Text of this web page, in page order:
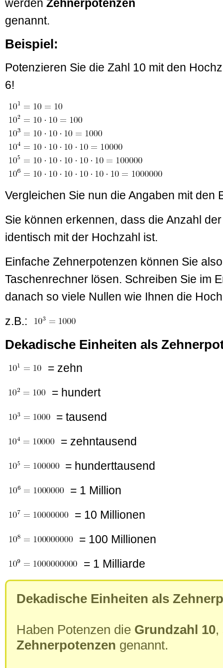
werden Zehnerpotenzen
genannt.
Beispiel:
Potenzieren Sie die Zahl 10 mit den
6!
Vergleichen Sie nun die Angaben mit den
Sie können erkennen, dass die Anzahl
identisch mit der Hochzahl ist.
Einfache Zehnerpotenzen können Sie
Taschenrechner lösen. Schreiben Sie im
danach so viele Nullen wie Ihnen die
z.B.:
Dekadische Einheiten als
= zehn
= hundert
= tausend
= zehntausend
= hunderttausend
= 1 Million
= 10 Millionen
= 100 Millionen
= 1 Milliarde
Dekadische Einheiten als
Haben Potenzen die Grundzahl 10,
Zehnerpotenzen genannt.